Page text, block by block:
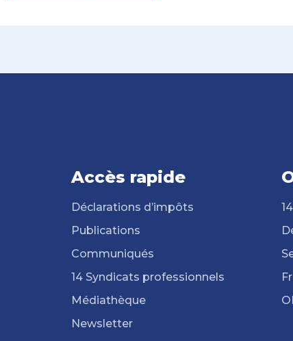
Accès rapide
Déclarations d’impôts
Publications
Communiqués
14 Syndicats professionnels
Médiathèque
Newsletter